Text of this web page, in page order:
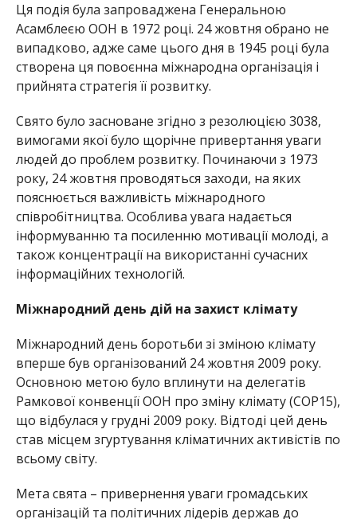
Ця подія була запроваджена Генеральною
Асамблеєю ООН в 1972 році. 24 жовтня обрано не
випадково, адже саме цього дня в 1945 році була
створена ця повоєнна міжнародна організація і
прийнята стратегія її розвитку.
Свято було засноване згідно з резолюцією 3038,
вимогами якої було щорічне привертання уваги
людей до проблем розвитку. Починаючи з 1973
року, 24 жовтня проводяться заходи, на яких
пояснюється важливість міжнародного
співробітництва. Особлива увага надається
інформуванню та посиленню мотивації молоді, а
також концентрації на використанні сучасних
інформаційних технологій.
Міжнародний день дій на захист клімату
Міжнародний день боротьби зі зміною клімату
вперше був організований 24 жовтня 2009 року.
Основною метою було вплинути на делегатів
Рамкової конвенції ООН про зміну клімату (COP15),
що відбулася у грудні 2009 року. Відтоді цей день
став місцем згуртування кліматичних активістів по
всьому світу.
Мета свята – привернення уваги громадських
організацій та політичних лідерів держав до